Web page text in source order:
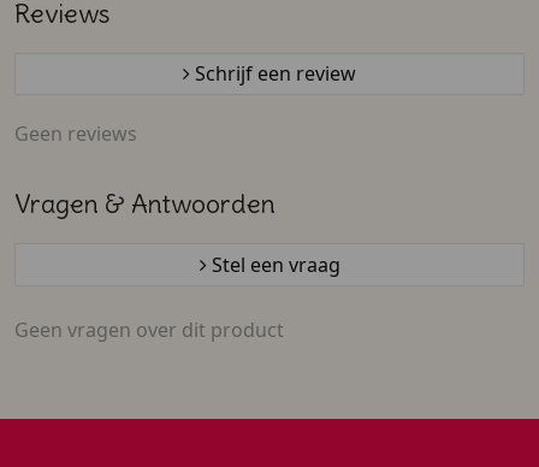
Reviews
Schrijf een review
Geen reviews
Vragen & Antwoorden
Stel een vraag
Geen vragen over dit product